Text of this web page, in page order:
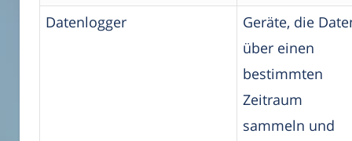
Datenlogger
Geräte, die
über einen
bestimmten
Zeitraum
sammeln und